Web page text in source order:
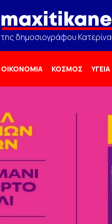
της δημοσιογράφου
ΟΙΚΟΝΟΜΙΑ ΚΟΣΜΟΣ ΥΓΕΙΑ